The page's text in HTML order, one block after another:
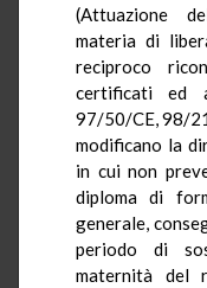
(Attuazione
materia di
reciproco
certificati ed
97/50/CE, 98/
modificano la
in cui non
diploma di
generale,
periodo di
maternità del